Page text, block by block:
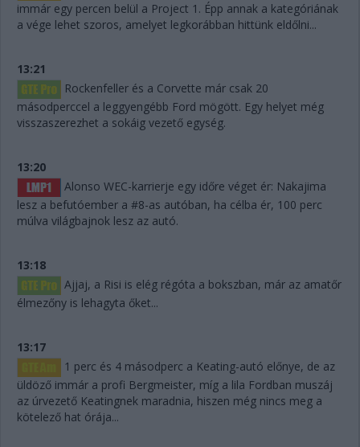
immár egy percen belül a Project 1. Épp annak a kategóriának
a vége lehet szoros, amelyet legkorábban hittünk eldőlni...
13:21
Rockenfeller és a Corvette már csak 20
másodperccel a leggyengébb Ford mögött. Egy helyet még
visszaszerezhet a sokáig vezető egység.
13:20
Alonso WEC-karrierje egy időre véget ér: Nakajima
lesz a befutóember a #8-as autóban, ha célba ér, 100 perc
múlva világbajnok lesz az autó.
13:18
Ajjaj, a Risi is elég régóta a bokszban, már az amatőr
élmezőny is lehagyta őket...
13:17
1 perc és 4 másodperc a Keating-autó előnye, de az
üldöző immár a profi Bergmeister, míg a lila Fordban muszáj
az úrvezető Keatingnek maradnia, hiszen még nincs meg a
kötelező hat órája...